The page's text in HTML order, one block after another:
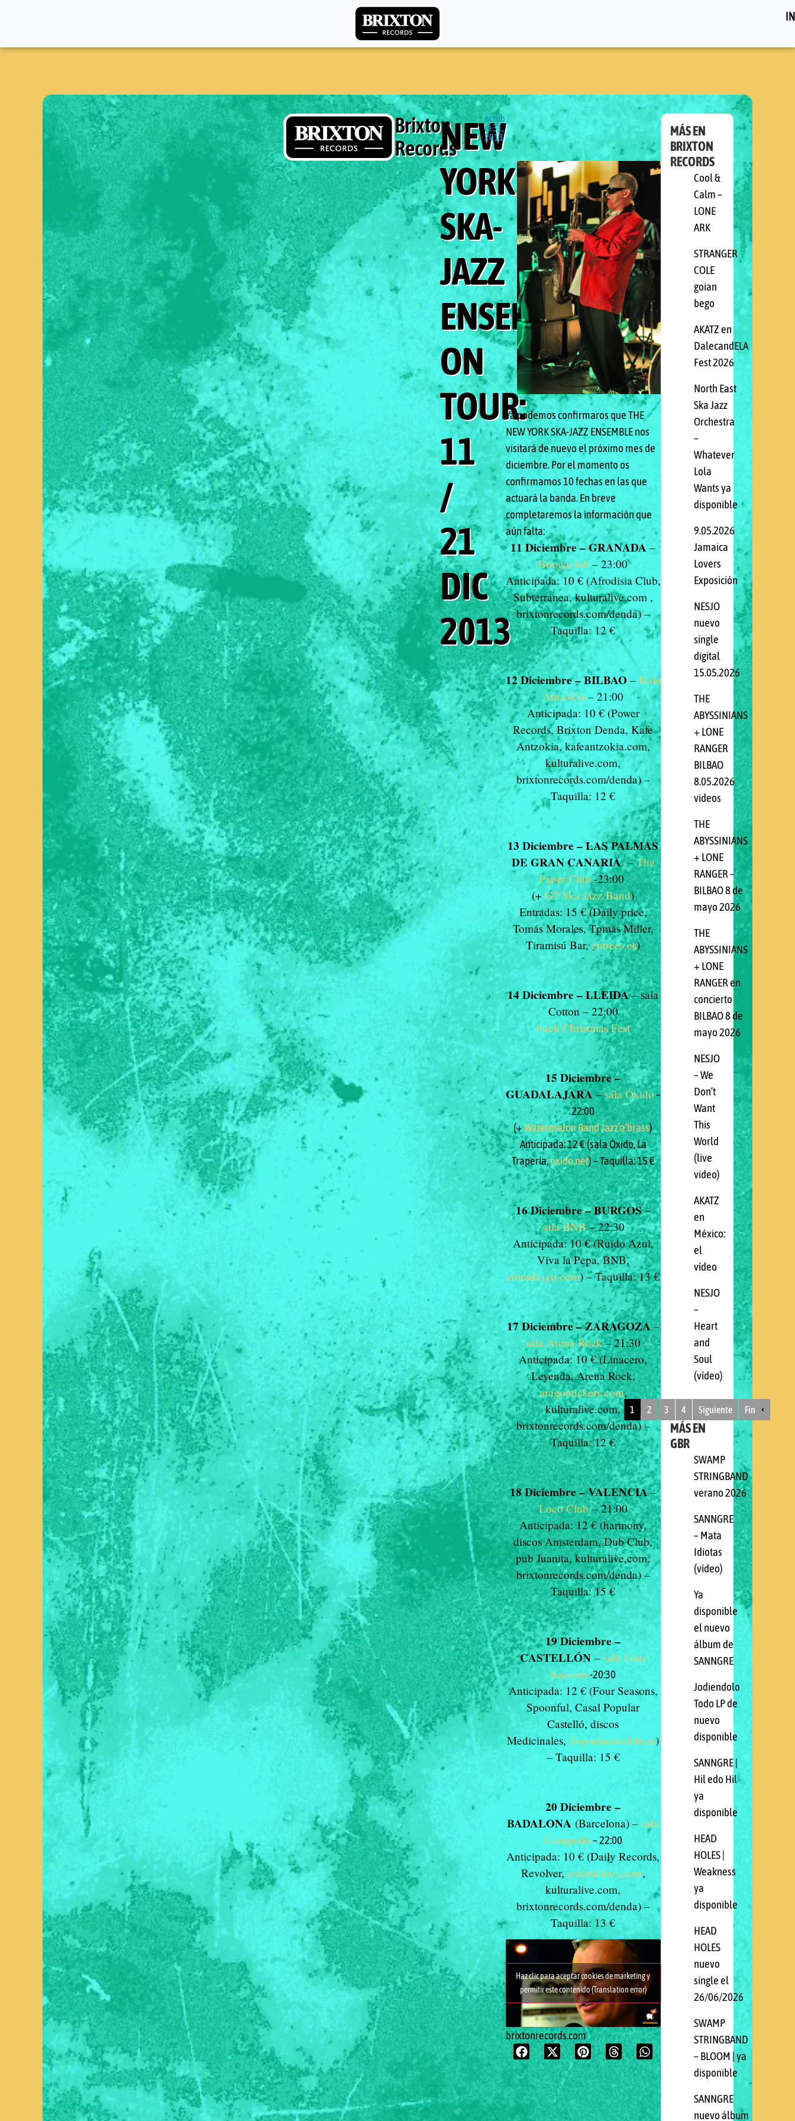
Brixton
RecordsNEW
YORK
SKA-
JAZZ
ENSEMBLE
ON
TOUR:
11
/
21
DIC
2013
octub
re 31,
2013
Ya podemos confirmaros que THE
NEW YORK SKA-JAZZ ENSEMBLE nos
visitará de nuevo el próximo mes de
diciembre. Por el momento os
confirmamos 10 fechas en las que
actuará la banda. En breve
completaremos la información que
aún falta:
11 Diciembre – GRANADA –
Boogaclub – 23:00
Anticipada: 10 € (Afrodisia Club,
Subterránea, kulturalive.com ,
brixtonrecords.com/denda) –
Taquilla: 12 €
12 Diciembre – BILBAO– Kafe
Antzokia – 21:00
Anticipada: 10 € (Power
Records, Brixton Denda, Kafe
Antzokia, kafeantzokia.com,
kulturalive.com,
brixtonrecords.com/denda) –
Taquilla: 12 €
13 Diciembre – LAS PALMAS
DE GRAN CANARIA–The
Paper Club-23:00
(+G7 Ska Jazz Band)
Entradas: 15 € (Daily price,
Tomás Morales, Tpmás Miller,
Tiramisú Bar,entrees.es)
14 Diciembre – LLEIDA– sala
Cotton – 22:00
Fuck Christmas Fest
15 Diciembre –
GUADALAJARA–sala Óxido–
22:00
(+Watermelon Band Jazz’a’brass)
Anticipada: 12 € (sala Óxido, La
Trapería,oxido.net) – Taquilla: 15 €
16 Diciembre – BURGOS–
sala BNB– 22:30
Anticipada: 10 € (Ruido Azul,
Viva la Pepa, BNB,
entradasgo.com) – Taquilla: 13 €
17 Diciembre – ZARAGOZA–
sala Arena Rock– 21:30
Anticipada: 10 € (Linacero,
Leyenda, Arena Rock,
aragontickets.com,
kulturalive.com,
brixtonrecords.com/denda) –
Taquilla: 12 €
18 Diciembre – VALENCIA–
Loco Club– 21:00
Anticipada: 12 € (harmony,
discos Amsterdam, Dub Club,
pub Juanita, kulturalive,com,
brixtonrecords.com/denda) –
Taquilla: 15 €
19 Diciembre –
CASTELLÓN – sala Four
Seasons-20:30
Anticipada: 12 € (Four Seasons,
Spoonful, Casal Popular
Castelló, discos
Medicinales,fourseasonsclub.es)
– Taquilla: 15 €
20 Diciembre –
BADALONA (Barcelona) – sala
Estraperlo– 22:00
Anticipada: 10 € (Daily Records,
Revolver, codetickets.com,
kulturalive.com,
brixtonrecords.com/denda) –
Taquilla: 13 €
Haz clic para aceptar cookies de marketing y
permitir este contenido (Translation error)
brixtonrecords.com
MÁS EN
BRIXTON
RECORDS
Cool &
Calm –
LONE
ARK
STRANGER
COLE
goian
bego
AKATZ en
DalecandELA
Fest 2026
North East
Ska Jazz
Orchestra
–
Whatever
Lola
Wants ya
disponible
9.05.2026
Jamaica
Lovers
Exposición
NESJO
nuevo
single
digital
15.05.2026
THE
ABYSSINIANS
+ LONE
RANGER
BILBAO
8.05.2026
videos
THE
ABYSSINIANS
+ LONE
RANGER –
BILBAO 8 de
mayo 2026
THE
ABYSSINIANS
+ LONE
RANGER en
concierto
BILBAO 8 de
mayo 2026
NESJO
– We
Don’t
Want
This
World
(live
video)
AKATZ
en
México:
el
vídeo
NESJO
–
Heart
and
Soul
(vídeo)
1 2 3 4 Siguiente Fin
MÁS EN
GBR
SWAMP
STRINGBAND
verano 2026
SANNGRE
– Mata
Idiotas
(vídeo)
Ya
disponible
el nuevo
álbum de
SANNGRE
Jodiendolo
Todo LP de
nuevo
disponible
SANNGRE |
Hil edo Hil
ya
disponible
HEAD
HOLES |
Weakness
ya
disponible
HEAD
HOLES
nuevo
single el
26/06/2026
SWAMP
STRINGBAND
– BLOOM | ya
disponible
SANNGRE
nuevo álbum